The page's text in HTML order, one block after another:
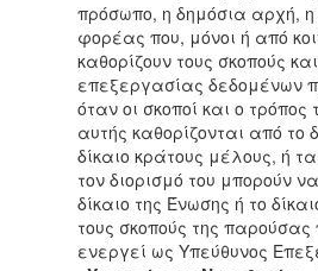
πρόσωπο, η δημόσια αρχή,
φορέας που, μόνοι ή από
καθορίζουν τους σκοπούς
επεξεργασίας δεδομένων
όταν οι σκοποί και ο
αυτής καθορίζονται από το
δίκαιο κράτους μέλους, ή
τον διορισμό του μπορούν
δίκαιο της Ένωσης ή το
τους σκοπούς της παρούσας
ενεργεί ως Υπεύθυνος